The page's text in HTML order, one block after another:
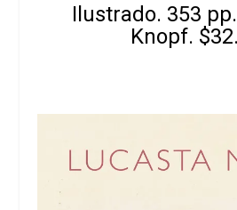
Ilustrado. 353
Knopf.